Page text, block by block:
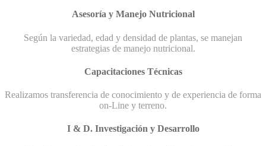
Asesoría y Manejo Nutricional
Según la variedad, edad y densidad de plantas, se manejan
estrategias de manejo nutricional.
Capacitaciones Técnicas
Realizamos transferencia de conocimiento y de experiencia de forma
on-Line y terreno.
I & D. Investigación y Desarrollo